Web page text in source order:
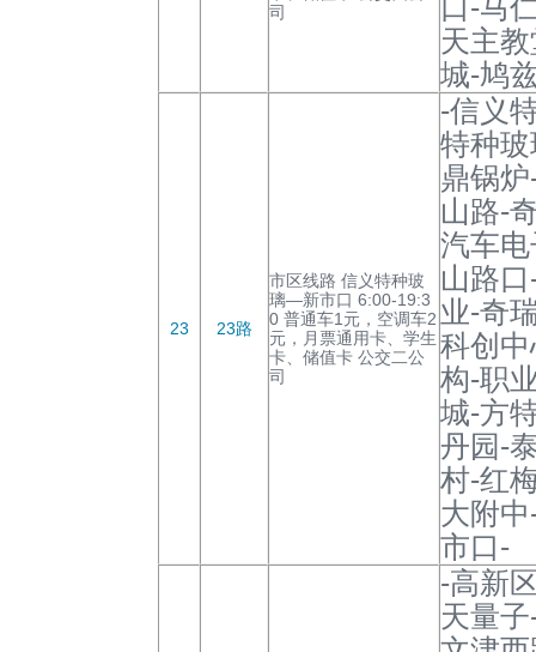
司
口-马
天主
城-鸠
23 23路
市区线路 信义特种玻
璃—新市口 6:00-19:3
0 普通车1元，空调车2
元，月票通用卡、学生
卡、储值卡 公交二公
司
-信义
特种
鼎锅
山路-
汽车
山路
业-奇
科创
构-职
城-方
丹园-
村-红
大附
市口-
-高新
天量